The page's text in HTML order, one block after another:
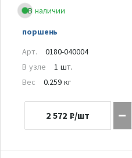
В наличии
поршень
Арт.
0180-040004
В узле
1 шт.
Вес
0.259 кг
2 572 ₽/шт